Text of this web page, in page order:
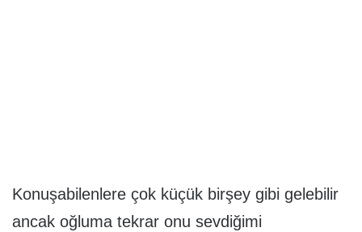
Konuşabilenlere çok küçük birşey gibi gelebilir
ancak oğluma tekrar onu sevdiğimi